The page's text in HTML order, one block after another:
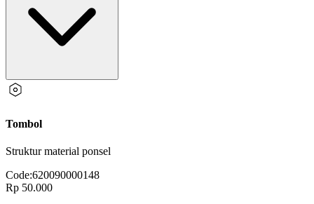
Tombol
Struktur material ponsel
Code:620090000148
Rp 50.000